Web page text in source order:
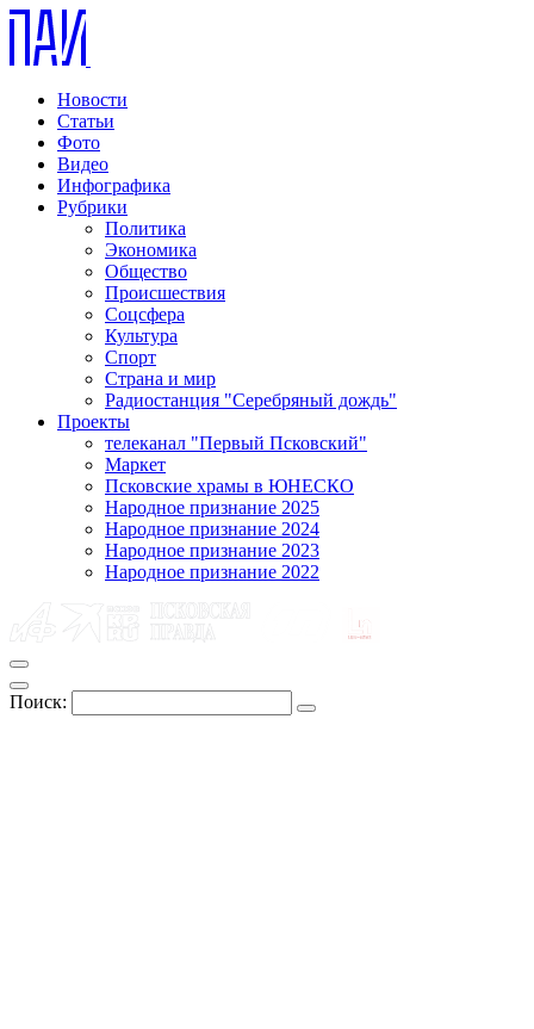
Новости
Статьи
Фото
Видео
Инфографика
Рубрики
Политика
Экономика
Общество
Происшествия
Соцсфера
Культура
Спорт
Страна и мир
Радиостанция "Серебряный дождь"
Проекты
телеканал "Первый Псковский"
Маркет
Псковские храмы в ЮНЕСКО
Народное признание 2025
Народное признание 2024
Народное признание 2023
Народное признание 2022
Поиск: